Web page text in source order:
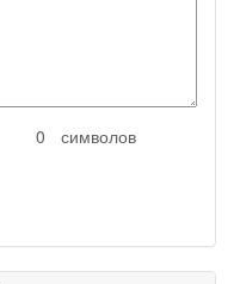
символов